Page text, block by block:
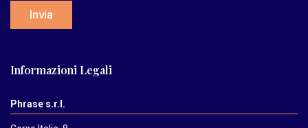
Invia
Informazioni Legali
Phrase s.r.l.